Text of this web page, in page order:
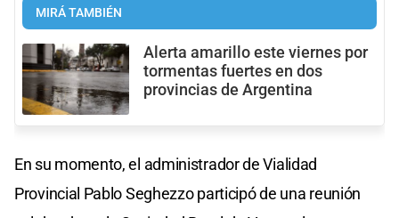
MIRÁ TAMBIÉN
Alerta amarillo este viernes por
tormentas fuertes en dos
provincias de Argentina
En su momento, el administrador de Vialidad
Provincial Pablo Seghezzo participó de una reunión